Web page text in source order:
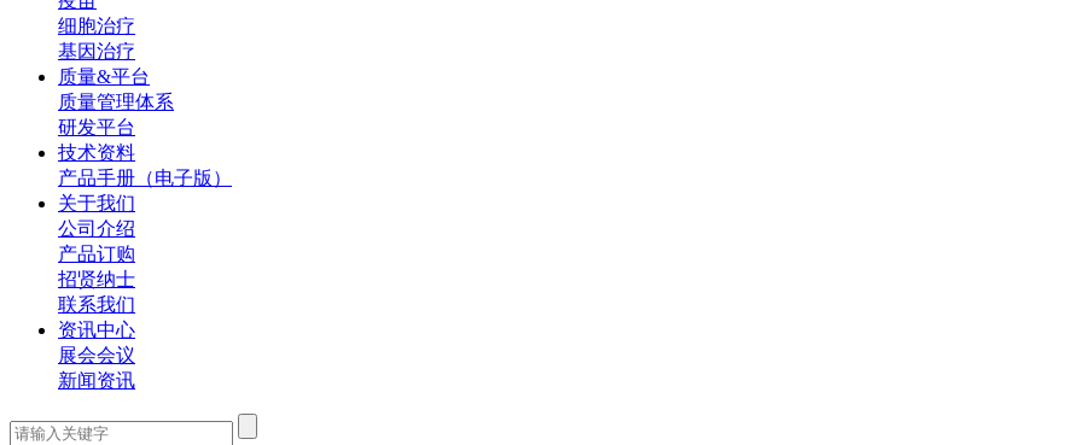
细胞治疗
基因治疗
质量&平台
质量管理体系
研发平台
技术资料
产品手册（电子版）
关于我们
公司介绍
产品订购
招贤纳士
联系我们
资讯中心
展会会议
新闻资讯